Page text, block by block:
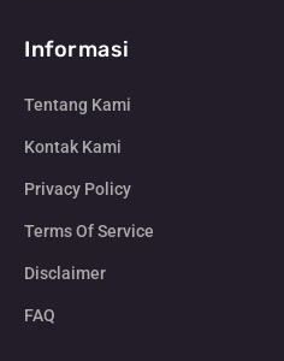
Informasi
Tentang Kami
Kontak Kami
Privacy Policy
Terms Of Service
Disclaimer
FAQ